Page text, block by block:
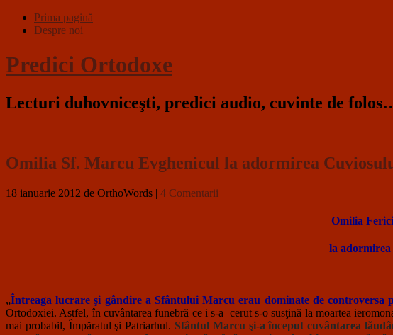
Prima pagină
Despre noi
Predici Ortodoxe
Lecturi duhovniceşti, predici audio, cuvinte de
Omilia Sf. Marcu Evghenicul la adormirea
18 ianuarie 2012 de OrthoWords | 4 Comentarii
Omilia
la adormirea
„Întreaga lucrare şi gândire a Sfântului Marcu erau dominate de controversa
Ortodoxiei. Astfel, în cuvântarea funebră ce i s-a cerut s-o susţină la moartea
mai probabil, Împăratul şi Patriarhul. Sfântul Marcu şi-a început cuvântarea